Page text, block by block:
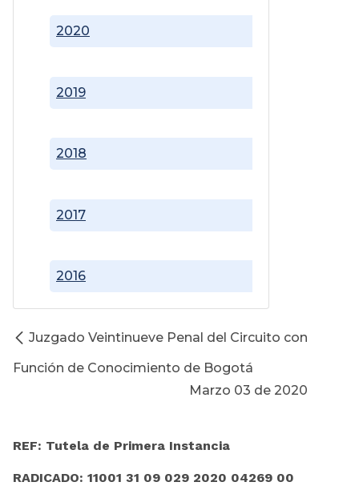
2016
2017
2018
2019
2020
Juzgado Veintinueve Penal del Circuito con
Función de Conocimiento de Bogotá
Marzo 03 de 2020
REF: Tutela de Primera Instancia
RADICADO: 11001 31 09 029 2020 04269 00